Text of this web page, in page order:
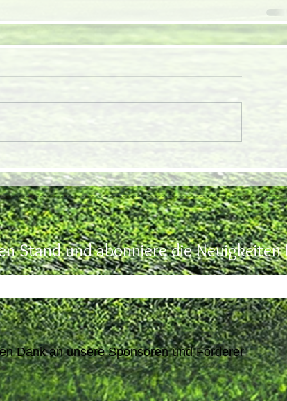
Stand und abonniere die Neuigkeiten
Dank an unsere Sponsoren und Förderer